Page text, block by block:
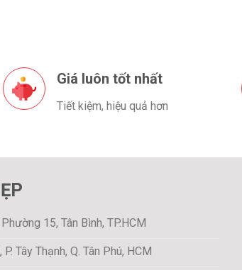
Giá luôn tốt nhất
Tiết kiệm, hiệu quả hơn
15, Tân Bình, TP.HCM
Tây Thạnh, Q. Tân Phú, HCM